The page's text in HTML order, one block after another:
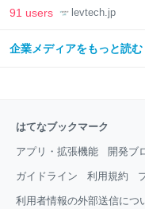
LAB
91 users levtech.jp
企業メディアをもっと読む
はてなブックマーク
アプリ・拡張機能 開発ブ
ガイドライン 利用規約
利用者情報の外部送信につ